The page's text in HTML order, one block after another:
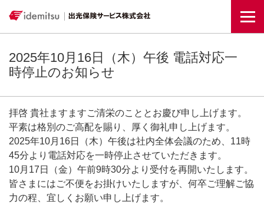
2025年10月16日（木）午後 電話対応一
時停止のお知らせ
拝啓 貴社ますますご清栄のこととお慶び申し上げます。
平素は格別のご高配を賜り、厚く御礼申し上げます。
2025年10月16日（木）午後は社内全体会議のため、11時
45分より電話対応を一時停止させていただきます。
10月17日（金）午前9時30分より受付を再開いたします。
皆さまにはご不便をお掛けいたしますが、何卒ご理解ご協
力の程、宜しくお願い申し上げます。